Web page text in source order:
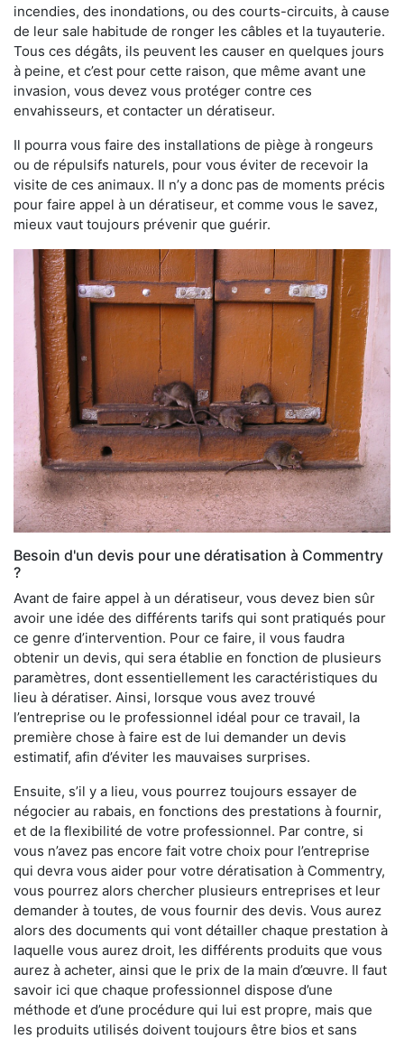
incendies, des inondations, ou des courts-circuits, à cause
de leur sale habitude de ronger les câbles et la tuyauterie.
Tous ces dégâts, ils peuvent les causer en quelques jours
à peine, et c’est pour cette raison, que même avant une
invasion, vous devez vous protéger contre ces
envahisseurs, et contacter un dératiseur.
Il pourra vous faire des installations de piège à rongeurs
ou de répulsifs naturels, pour vous éviter de recevoir la
visite de ces animaux. Il n’y a donc pas de moments précis
pour faire appel à un dératiseur, et comme vous le savez,
mieux vaut toujours prévenir que guérir.
Besoin d'un devis pour une dératisation à Commentry
?
Avant de faire appel à un dératiseur, vous devez bien sûr
avoir une idée des différents tarifs qui sont pratiqués pour
ce genre d’intervention. Pour ce faire, il vous faudra
obtenir un devis, qui sera établie en fonction de plusieurs
paramètres, dont essentiellement les caractéristiques du
lieu à dératiser. Ainsi, lorsque vous avez trouvé
l’entreprise ou le professionnel idéal pour ce travail, la
première chose à faire est de lui demander un devis
estimatif, afin d’éviter les mauvaises surprises.
Ensuite, s’il y a lieu, vous pourrez toujours essayer de
négocier au rabais, en fonctions des prestations à fournir,
et de la flexibilité de votre professionnel. Par contre, si
vous n’avez pas encore fait votre choix pour l’entreprise
qui devra vous aider pour votre dératisation à Commentry,
vous pourrez alors chercher plusieurs entreprises et leur
demander à toutes, de vous fournir des devis. Vous aurez
alors des documents qui vont détailler chaque prestation à
laquelle vous aurez droit, les différents produits que vous
aurez à acheter, ainsi que le prix de la main d’œuvre. Il faut
savoir ici que chaque professionnel dispose d’une
méthode et d’une procédure qui lui est propre, mais que
les produits utilisés doivent toujours être bios et sans